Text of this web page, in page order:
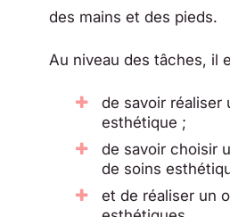
des mains et des pieds.
Au niveau des tâches, il
de savoir réaliser
esthétique ;
de savoir choisir
de soins
et de réaliser un